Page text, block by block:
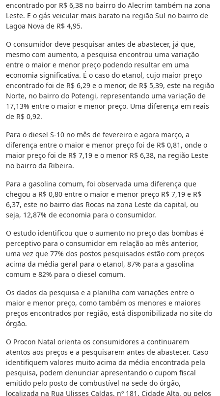
encontrado por R$ 6,38 no bairro do Alecrim também na zona
Leste. E o gás veicular mais barato na região Sul no bairro de
Lagoa Nova de R$ 4,95.
O consumidor deve pesquisar antes de abastecer, já que,
mesmo com aumento, a pesquisa encontrou uma variação
entre o maior e menor preço podendo resultar em uma
economia significativa. É o caso do etanol, cujo maior preço
encontrado foi de R$ 6,29 e o menor, de R$ 5,39, este na região
Norte, no bairro do Potengi, representando uma variação de
17,13% entre o maior e menor preço. Uma diferença em reais
de R$ 0,92.
Para o diesel S-10 no mês de fevereiro e agora março, a
diferença entre o maior e menor preço foi de R$ 0,81, onde o
maior preço foi de R$ 7,19 e o menor R$ 6,38, na região Leste
no bairro da Ribeira.
Para a gasolina comum, foi observada uma diferença que
chegou a R$ 0,80 entre o maior e menor preço R$ 7,19 e R$
6,37, este no bairro das Rocas na zona Leste da capital, ou
seja, 12,87% de economia para o consumidor.
O estudo identificou que o aumento no preço das bombas é
perceptivo para o consumidor em relação ao mês anterior,
uma vez que 77% dos postos pesquisados estão com preços
acima da média geral para o etanol, 87% para a gasolina
comum e 82% para o diesel comum.
Os dados da pesquisa e a planilha com variações entre o
maior e menor preço, como também os menores e maiores
preços encontrados por região, está disponibilizada no site do
órgão.
O Procon Natal orienta os consumidores a continuarem
atentos aos preços e a pesquisarem antes de abastecer. Caso
identifiquem valores muito acima da média encontrada pela
pesquisa, podem denunciar apresentando o cupom fiscal
emitido pelo posto de combustível na sede do órgão,
localizada na Rua Ulisses Caldas, nº 181, Cidade Alta, ou pelos